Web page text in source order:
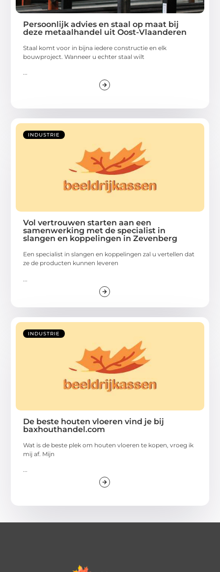
Persoonlijk advies en staal op maat bij
deze metaalhandel uit Oost-Vlaanderen
Staal komt voor in bijna iedere constructie en elk
bouwproject. Wanneer u echter staal wilt
...
INDUSTRIE
Vol vertrouwen starten aan een
samenwerking met de specialist in
slangen en koppelingen in Zevenberg
Een specialist in slangen en koppelingen zal u vertellen dat
ze de producten kunnen leveren
INDUSTRIE
De beste houten vloeren vind je bij
baxhouthandel.com
Wat is de beste plek om houten vloeren te kopen, vroeg ik
mij af. Mijn
...